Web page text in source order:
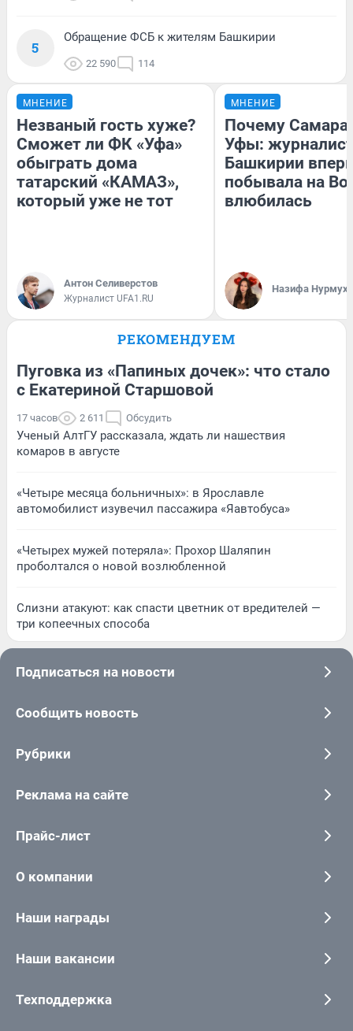
5
Обращение ФСБ к жителям Башкирии
22 590 114
МНЕНИЕ
Незваный гость хуже?
Сможет ли ФК «Уфа»
обыграть дома
татарский «КАМАЗ»,
который уже не тот
Антон Селиверстов
Журналист UFA1.RU
МНЕНИЕ
Почему Самара
Уфы:
Башкирии
побывала на
влюбилась
Назифа
РЕКОМЕНДУЕМ
Пуговка из «Папиных дочек»: что стало
с Екатериной Старшовой
17 часов 2 611 Обсудить
Ученый АлтГУ рассказала, ждать ли нашествия
комаров в августе
«Четыре месяца больничных»: в Ярославле
автомобилист изувечил пассажира «Яавтобуса»
«Четырех мужей потеряла»: Прохор Шаляпин
проболтался о новой возлюбленной
Слизни атакуют: как спасти цветник от вредителей —
три копеечных способа
Подписаться на новости
Сообщить новость
Рубрики
Реклама на сайте
Прайс-лист
О компании
Наши награды
Наши вакансии
Техподдержка